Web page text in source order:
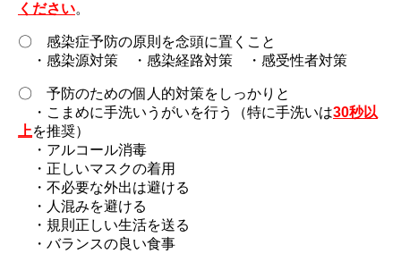
ください。
〇 感染症予防の原則を念頭に置くこと
・感染源対策 ・感染経路対策 ・感受性者対策
〇 予防のための個人的対策をしっかりと
・こまめに手洗いうがいを行う（特に手洗いは30秒以
上を推奨）
・アルコール消毒
・正しいマスクの着用
・不必要な外出は避ける
・人混みを避ける
・規則正しい生活を送る
・バランスの良い食事